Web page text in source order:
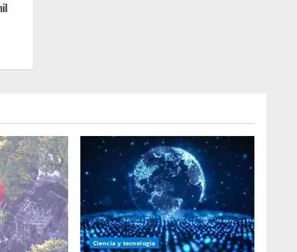
Ciencia y tecnologia